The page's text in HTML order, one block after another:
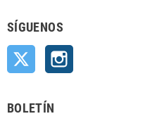
SÍGUENOS
Twitter
BOLETÍN